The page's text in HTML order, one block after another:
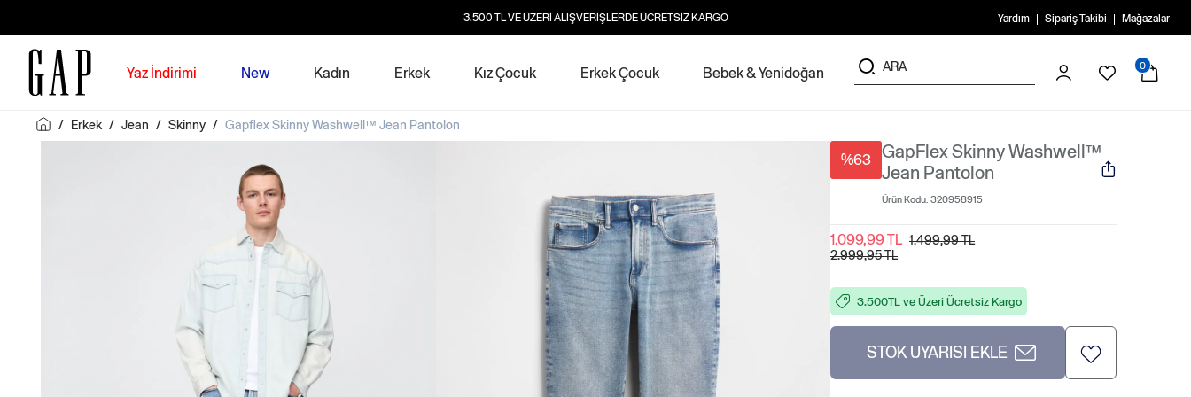
3.500 TL VE ÜZERİ ALIŞVERİŞLERDE ÜCRETSİZ KARGO Yardım Sipariş Takibi Mağazalar
Yaz İndirimi New Kadın Erkek Kız Çocuk Erkek Çocuk Bebek & Yenidoğan 0
/ Erkek / Jean / Skinny / Gapflex Skinny Washwell™ Jean Pantolon
%63
GapFlex Skinny Washwell™
Jean Pantolon
Ürün Kodu: 320958915
1.099,99 TL 1.499,99 TL
2.999,95 TL
3.500TL ve Üzeri Ücretsiz Kargo
STOK UYARISI EKLE